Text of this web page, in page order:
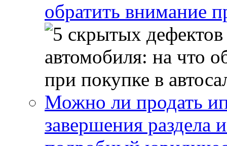
обратить внимание
Можно ли продать
завершения